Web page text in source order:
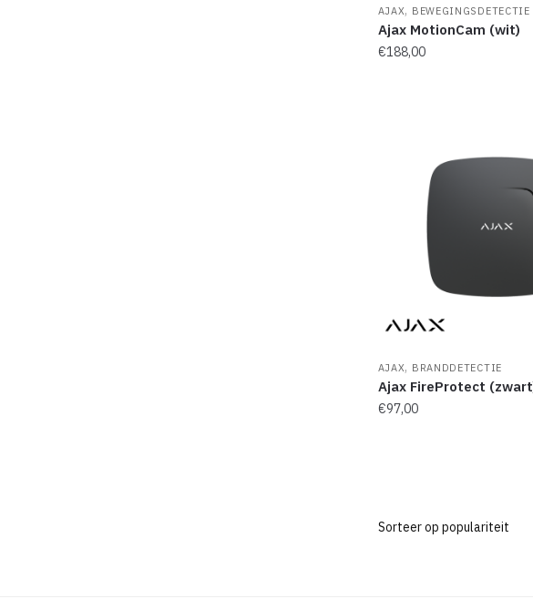
AJAX, BEWEGINGSDETECTIE
Ajax MotionCam (wit)
€188,00
AJAX, BRANDDETECTIE
Ajax FireProtect
€97,00